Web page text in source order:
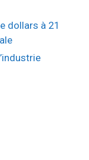
dollars à 21